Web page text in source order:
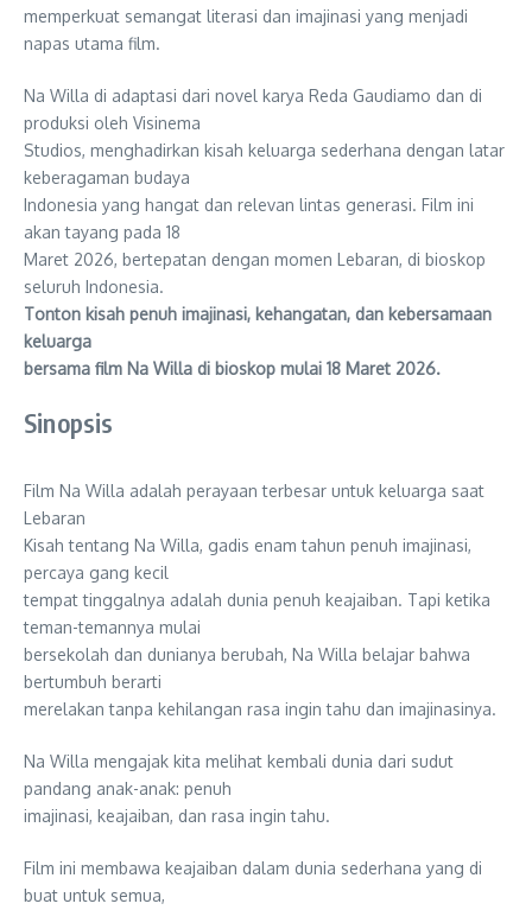
memperkuat semangat literasi dan imajinasi yang menjadi
napas utama film.
Na Willa di adaptasi dari novel karya Reda Gaudiamo dan di
produksi oleh Visinema
Studios, menghadirkan kisah keluarga sederhana dengan latar
keberagaman budaya
Indonesia yang hangat dan relevan lintas generasi. Film ini
akan tayang pada 18
Maret 2026, bertepatan dengan momen Lebaran, di bioskop
seluruh Indonesia.
Tonton kisah penuh imajinasi, kehangatan, dan kebersamaan
keluarga
bersama film Na Willa di bioskop mulai 18 Maret 2026.
Sinopsis
Film Na Willa adalah perayaan terbesar untuk keluarga saat
Lebaran
Kisah tentang Na Willa, gadis enam tahun penuh imajinasi,
percaya gang kecil
tempat tinggalnya adalah dunia penuh keajaiban. Tapi ketika
teman-temannya mulai
bersekolah dan dunianya berubah, Na Willa belajar bahwa
bertumbuh berarti
merelakan tanpa kehilangan rasa ingin tahu dan imajinasinya.
Na Willa mengajak kita melihat kembali dunia dari sudut
pandang anak-anak: penuh
imajinasi, keajaiban, dan rasa ingin tahu.
Film ini membawa keajaiban dalam dunia sederhana yang di
buat untuk semua,